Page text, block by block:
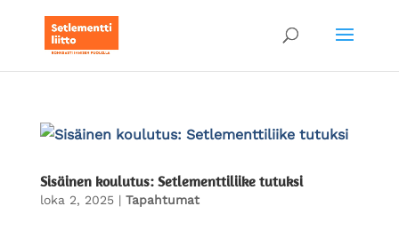
Sisäinen koulutus: Setlementtiliike tutuksi
loka 2, 2025| Tapahtumat